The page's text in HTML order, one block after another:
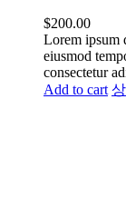
$200.00
Lorem ipsum
eiusmod
consectetur
Add to cart